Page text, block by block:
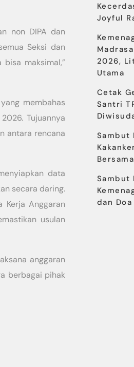
non DIPA dan
Seksi dan
maksimal,”
membahas
Tujuannya
antara rencana
data
secara daring.
Kerja Anggaran
usulan
anggaran
berbagai pihak
Joyful
2026,
Utama
Cetak
Santri
Sambut
Sambut
dan